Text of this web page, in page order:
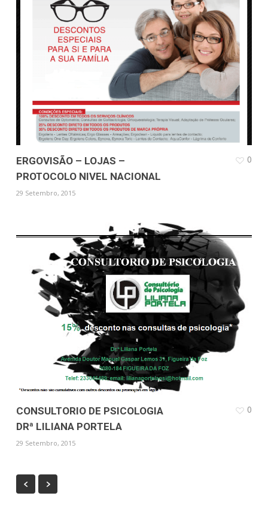
ERGOVISÃO – LOJAS –
PROTOCOLO NIVEL NACIONAL
29 Setembro, 2015
0
CONSULTORIO DE PSICOLOGIA
DRª LILIANA PORTELA
29 Setembro, 2015
0